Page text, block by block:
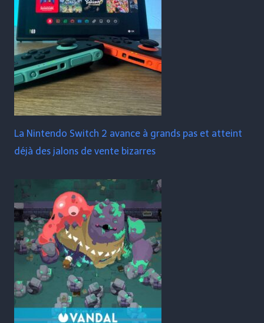
La Nintendo Switch 2 avance à grands pas et atteint
déjà des jalons de vente bizarres